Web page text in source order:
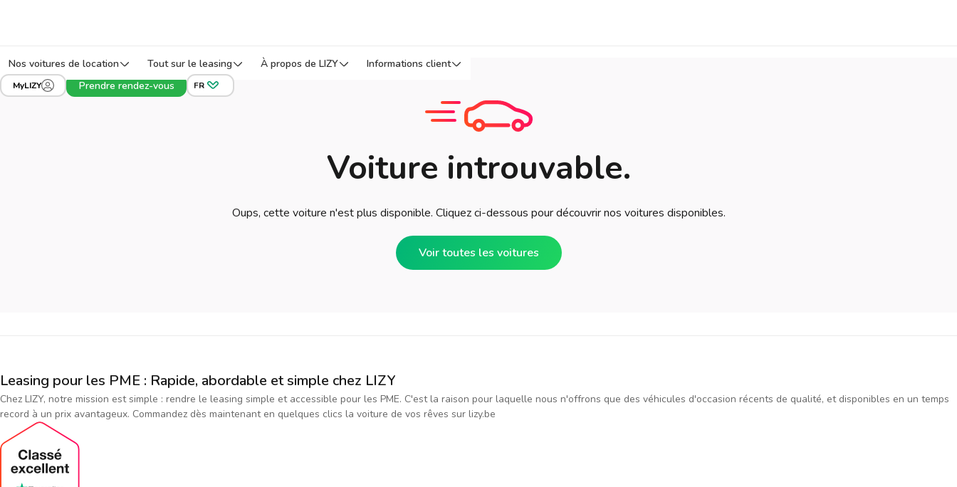
Nos voitures de location Tout sur le leasing À propos de LIZY Informations client
MyLIZY Prendre rendez-vous FR
Voiture introuvable.
Oups, cette voiture n'est plus disponible. Cliquez ci-dessous pour découvrir nos voitures disponibles.
Voir toutes les voitures
Leasing pour les PME : Rapide, abordable et simple chez LIZY
Chez LIZY, notre mission est simple : rendre le leasing simple et accessible pour les PME. C'est la raison pour laquelle nous n'offrons que des véhicules d'occasion récents de qualité, et disponibles en un temps
record à un prix avantageux. Commandez dès maintenant en quelques clics la voiture de vos rêves sur lizy.be